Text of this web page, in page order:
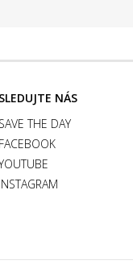
SLEDUJTE NÁS
SAVE THE DAY
FACEBOOK
INSTAGRAM